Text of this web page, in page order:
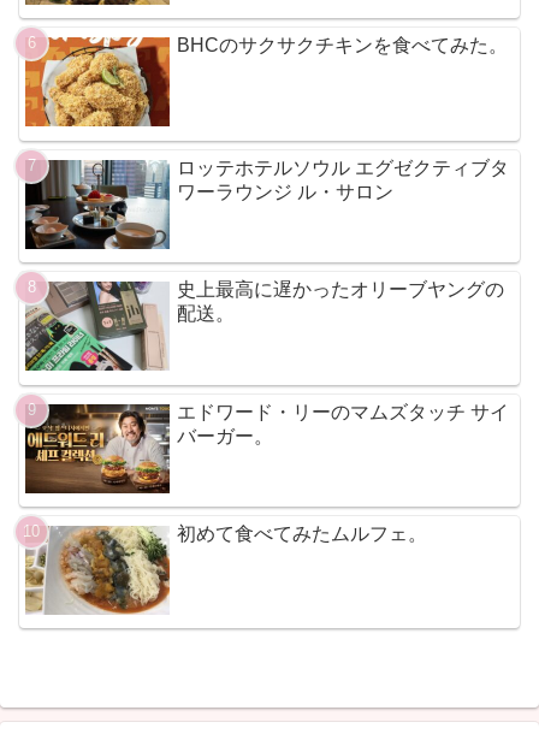
BHCのサクサクチキンを食べてみた。
ロッテホテルソウル エグゼクティブタ
ワーラウンジ ル・サロン
史上最高に遅かったオリーブヤングの
配送。
エドワード・リーのマムズタッチ サイ
バーガー。
初めて食べてみたムルフェ。